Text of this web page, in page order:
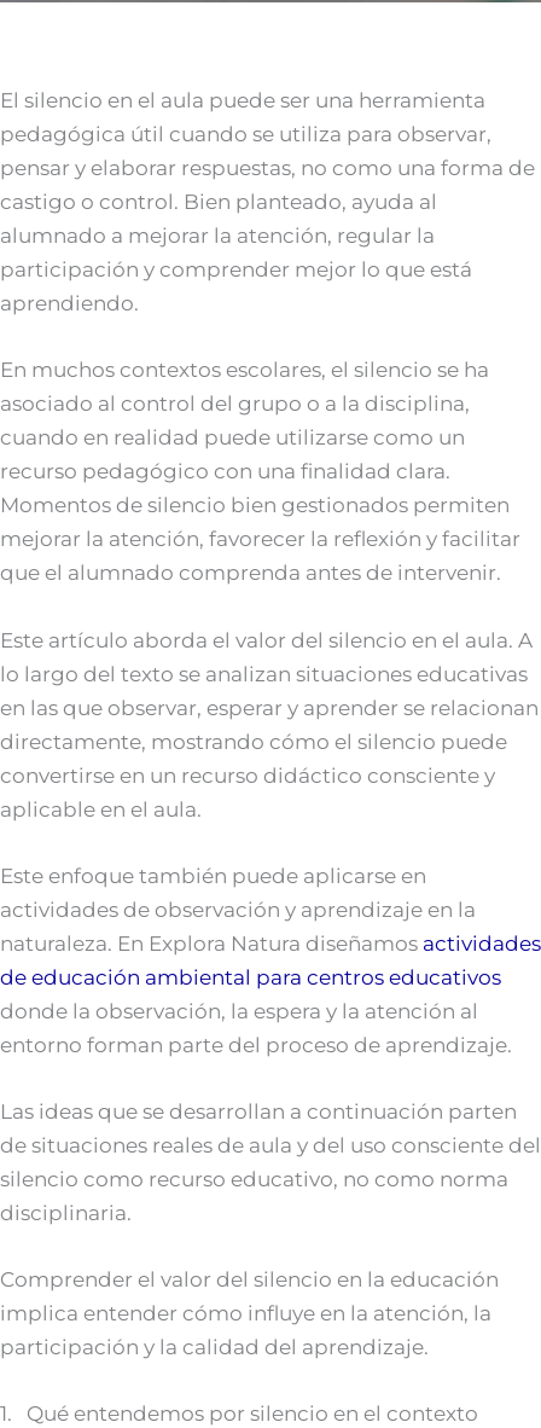
El silencio en el aula puede ser una herramienta
pedagógica útil cuando se utiliza para observar,
pensar y elaborar respuestas, no como una forma de
castigo o control. Bien planteado, ayuda al
alumnado a mejorar la atención, regular la
participación y comprender mejor lo que está
aprendiendo.
En muchos contextos escolares, el silencio se ha
asociado al control del grupo o a la disciplina,
cuando en realidad puede utilizarse como un
recurso pedagógico con una finalidad clara.
Momentos de silencio bien gestionados permiten
mejorar la atención, favorecer la reflexión y facilitar
que el alumnado comprenda antes de intervenir.
Este artículo aborda el valor del silencio en el aula. A
lo largo del texto se analizan situaciones educativas
en las que observar, esperar y aprender se relacionan
directamente, mostrando cómo el silencio puede
convertirse en un recurso didáctico consciente y
aplicable en el aula.
Este enfoque también puede aplicarse en
actividades de observación y aprendizaje en la
naturaleza. En Explora Natura diseñamos actividades
de educación ambiental para centros educativos
donde la observación, la espera y la atención al
entorno forman parte del proceso de aprendizaje.
Las ideas que se desarrollan a continuación parten
de situaciones reales de aula y del uso consciente del
silencio como recurso educativo, no como norma
disciplinaria.
Comprender el valor del silencio en la educación
implica entender cómo influye en la atención, la
participación y la calidad del aprendizaje.
1. Qué entendemos por silencio en el contexto